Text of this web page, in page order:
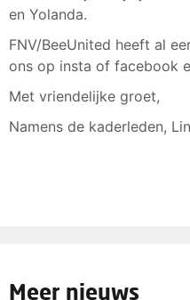
en Yolanda.
FNV/BeeUnited heeft al
ons op insta of facebook
Met vriendelijke groet,
Namens de kaderleden,
Meer nieuws